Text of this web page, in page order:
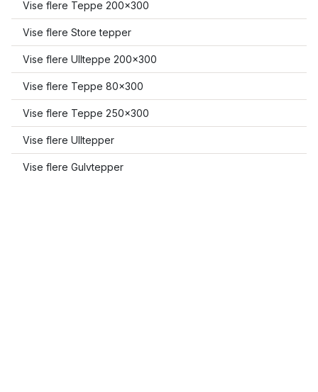
Vise flere Teppe 200x300
Vise flere Store tepper
Vise flere Ullteppe 200x300
Vise flere Teppe 80x300
Vise flere Teppe 250x300
Vise flere Ulltepper
Vise flere Gulvtepper